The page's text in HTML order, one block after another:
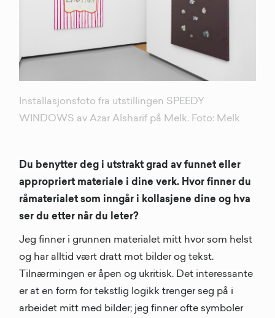
Installasjonsfoto fra utstillingen SPEEDY
WINDOWS av Azar Alsharif på Melk. Foto: Melk
Du benytter deg i utstrakt grad av funnet eller
appropriert materiale i dine verk. Hvor finner du
råmaterialet som inngår i kollasjene dine og hva
ser du etter når du leter?
Jeg finner i grunnen materialet mitt hvor som helst
og har alltid vært dratt mot bilder og tekst.
Tilnærmingen er åpen og ukritisk. Det interessante
er at en form for tekstlig logikk trenger seg på i
arbeidet mitt med bilder; jeg finner ofte symboler